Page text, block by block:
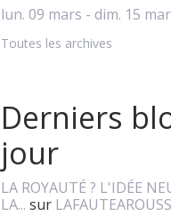
lun. 09 mars - dim. 15
Toutes les archives
Derniers
jour
LA ROYAUTÉ ? L'IDÉE
LA... sur